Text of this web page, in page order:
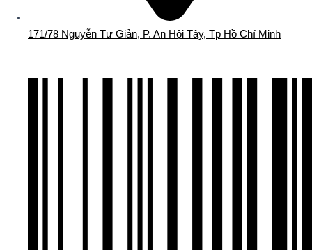
171/78 Nguyễn Tư Giản, P. An Hội Tây, Tp Hồ Chí Minh